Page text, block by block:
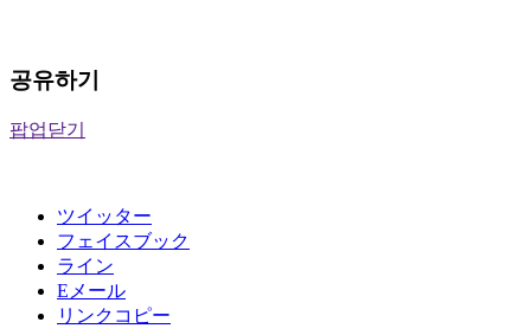
공유하기
팝업닫기
ツイッター
フェイスブック
ライン
Eメール
リンクコピー